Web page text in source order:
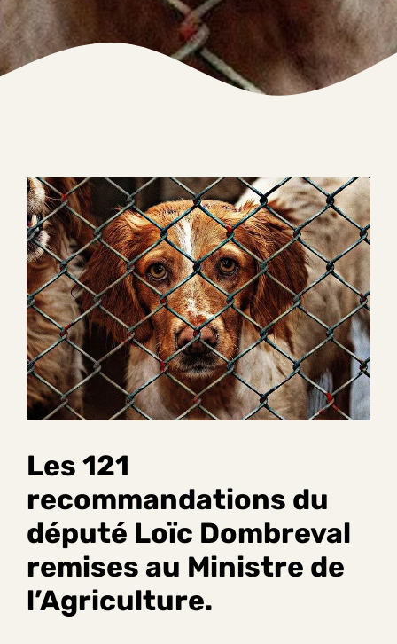
Les 121
recommandations du
député Loïc Dombreval
remises au Ministre de
l’Agriculture.